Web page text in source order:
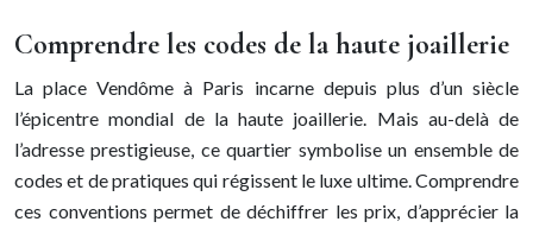
Comprendre les codes de la haute joaillerie
La place Vendôme à Paris incarne depuis plus d’un siècle
l’épicentre mondial de la haute joaillerie. Mais au-delà de
l’adresse prestigieuse, ce quartier symbolise un ensemble de
codes et de pratiques qui régissent le luxe ultime. Comprendre
ces conventions permet de déchiffrer les prix, d’apprécier la